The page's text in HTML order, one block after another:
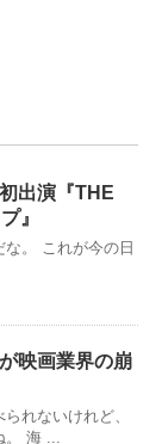
出演『THE
』
。 これが今の日
映画業界の崩
れないけれど、
。 海 ...